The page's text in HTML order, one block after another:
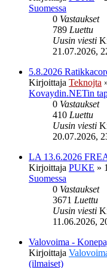
Suomessa
0 Vastaukset
789 Luettu
Uusin viesti
21.07.2026,
5.8.2026
Kirjoittaja Teknojta
Kovaydin.NETin
0 Vastaukset
410 Luettu
Uusin viesti
20.07.2026,
LA 13.6.2026
Kirjoittaja PUKE »
Suomessa
0 Vastaukset
3671 Luettu
Uusin viesti
11.06.2026,
Valovoima -
Kirjoittaja
(ilmaiset)